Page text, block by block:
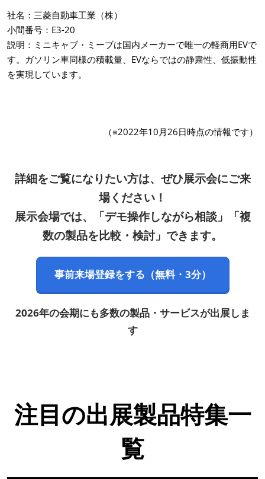
社名：三菱自動車工業（株）
小間番号：E3-20
説明：ミニキャブ・ミーブは国内メーカーで唯一の軽商用EVで
す。ガソリン車同様の積載量、EVならではの静粛性、低振動性
を実現しています。
（※2022年10月26日時点の情報です）
詳細をご覧になりたい方は、ぜひ展示会にご来
場ください！
展示会場では、「デモ操作しながら相談」「複
数の製品を比較・検討」できます。
事前来場登録をする（無料・3分）
2026年の会期にも多数の製品・サービスが出展しま
す
注目の出展製品特集一
覧